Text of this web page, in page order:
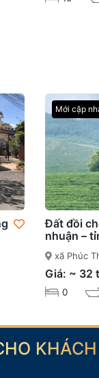
Mới cập
Đất đồi
nhuận –
xã Phúc
Đồng
Giá: ~ 32
0